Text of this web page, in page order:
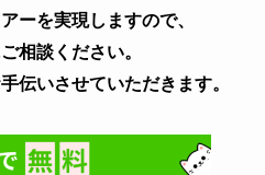
ーを実現しますので、
相談ください。
伝いさせていただきます。